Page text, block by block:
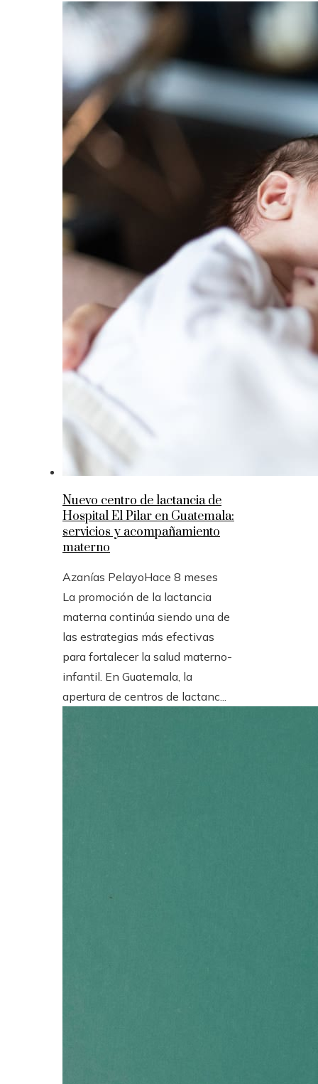
Nuevo centro de lactancia de
Hospital El Pilar en Guatemala:
servicios y acompañamiento
materno
Azanías PelayoHace 8 meses
La promoción de la lactancia
materna continúa siendo una de
las estrategias más efectivas
para fortalecer la salud materno-
infantil. En Guatemala, la
apertura de centros de lactanc...